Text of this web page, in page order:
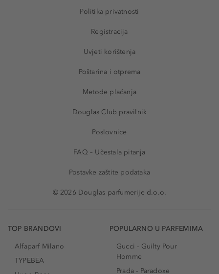
Politika privatnosti
Registracija
Uvjeti korištenja
Poštarina i otprema
Metode plaćanja
Douglas Club pravilnik
Poslovnice
FAQ – Učestala pitanja
Postavke zaštite podataka
© 2026 Douglas parfumerije d.o.o.
TOP BRANDOVI
Alfaparf Milano
TYPEBEA
POPULARNO U PARFEMIMA
Gucci - Guilty Pour
Homme
Prada - Paradoxe